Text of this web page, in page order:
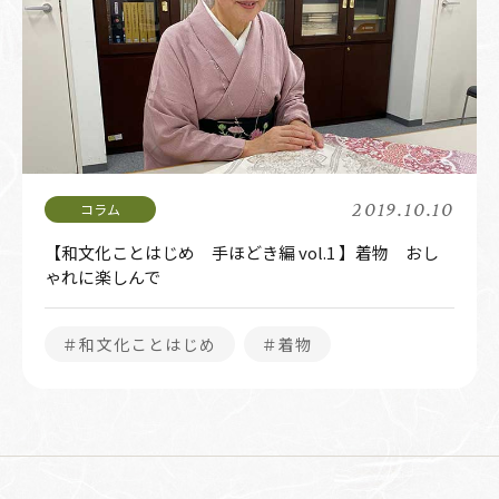
2019.10.10
【和文化ことはじめ 手ほどき編 vol.1 】着物 おし
ゃれに楽しんで
＃和文化ことはじめ ＃着物